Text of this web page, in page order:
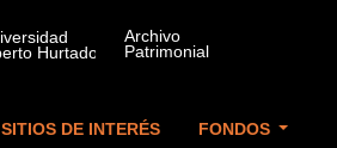
SITIOS DE INTERÉS FONDOS